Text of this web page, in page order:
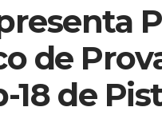
de
18 de